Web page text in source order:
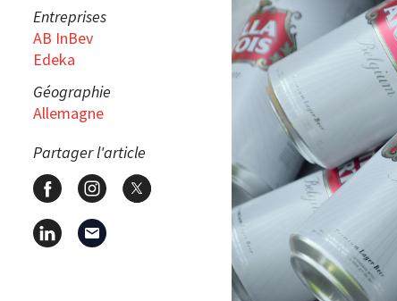
Entreprises
AB InBev
Edeka
Géographie
Allemagne
Partager l'article